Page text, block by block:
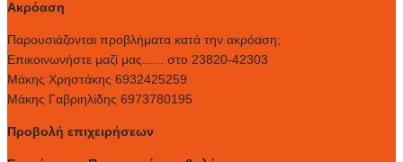
Ακρόαση
Παρουσιάζονται προβλήματα κατά την ακρόαση;
Επικοινωνήστε μαζί μας...... στο 23820-42303
Μάκης Χρηστάκης 6932425259
Μάκης Γαβριηλίδης 6973780195
Προβολή επιχειρήσεων